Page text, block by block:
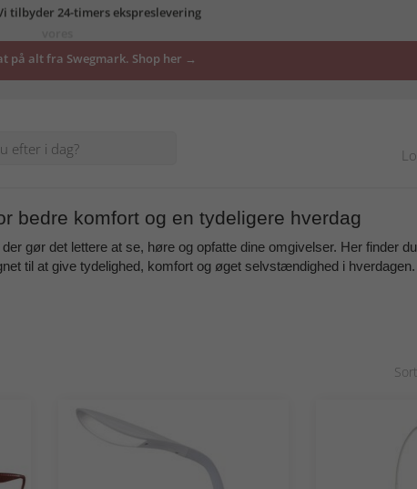
tilbud
her
på alt fra Swegmark. Shop her →
bedre komfort og en tydeligere hverdag
gør det lettere at se, høre og opfatte dine omgivelser. Her finder
til at give tydelighed, komfort og øget selvstændighed i hverdagen.